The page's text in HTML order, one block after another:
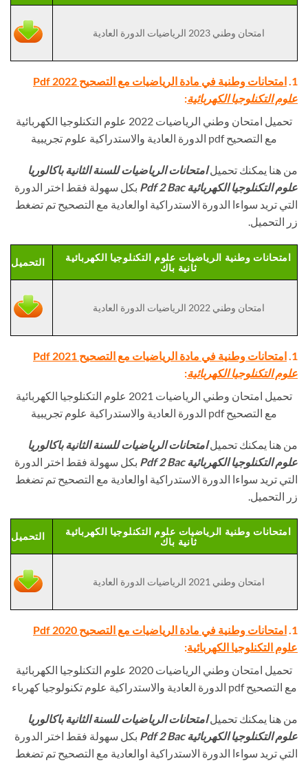
امتحان وطني 2023 الرياضيات الدورة العادية
1. امتحانات وطنية في مادة الرياضيات مع التصحيح Pdf 2022
علوم التكنلوجيا الكهربائية:
تحميل امتحان وطني الرياضيات 2022 علوم التكنلوجيا الكهربائية
مع التصحيح pdf الدورة العادية والاستدراكية علوم تجريبية
من هنا يمكنك تحميلامتحانات الرياضيات للسنة الثانية باكالوريا
علوم التكنلوجيا الكهربائيةPdf 2 Bac
بكل سهولة فقط اختر الدورة
التي تريد سواءا الدورة الاستدراكية اوالعادية مع التصحيح تم تضغط
زر التحميل.
امتحانات وطنية الرياضيات علوم التكنلوجيا الكهربائية
ثانية باك
التحميل
امتحان وطني 2022 الرياضيات الدورة العادية
1. امتحانات وطنية في مادة الرياضيات مع التصحيح Pdf 2021
علوم التكنلوجيا الكهربائية:
تحميل امتحان وطني الرياضيات 2021 علوم التكنلوجيا الكهربائية
مع التصحيح pdf الدورة العادية والاستدراكية علوم تجريبية
من هنا يمكنك تحميلامتحانات الرياضيات للسنة الثانية باكالوريا
علوم التكنلوجيا الكهربائيةPdf 2 Bac
بكل سهولة فقط اختر الدورة
التي تريد سواءا الدورة الاستدراكية اوالعادية مع التصحيح تم تضغط
زر التحميل.
امتحانات وطنية الرياضيات علوم التكنلوجيا الكهربائية
ثانية باك
التحميل
امتحان وطني 2021 الرياضيات الدورة العادية
1.
امتحانات وطنية في مادة الرياضيات مع التصحيح Pdf 2020
علوم التكنلوجيا الكهربائية:
تحميل امتحان وطني الرياضيات 2020 علوم التكنلوجيا الكهربائية
مع التصحيح pdf الدورة العادية والاستدراكية علوم تكنولوجيا كهرباء
من هنا يمكنك تحميلامتحانات الرياضيات للسنة الثانية باكالوريا
علوم التكنلوجيا الكهربائية Pdf 2 Bac
بكل سهولة فقط اختر الدورة
التي تريد سواءا الدورة الاستدراكية اوالعادية مع التصحيح تم تضغط